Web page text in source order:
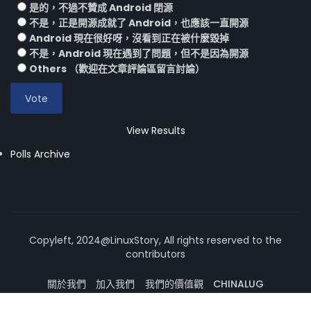
是的，不過不贊成 Android 閉源
不是，正是開源成就了 Android，也應該一直開源
Android 現在很好呀，沒看到正在被什麼毀掉
不是，Android 現在遇到了問題，但不是因為開源
Others （歡迎在文章評論區留言討論）
View Results
Polls Archive
Copyleft, 2024@LinuxStory, All rights reserved to the
contributors
關於我們 加入我們 我們的價值觀
CHINALUG